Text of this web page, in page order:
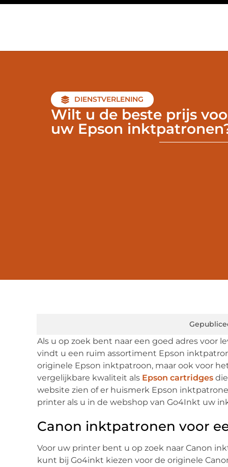
DIENSTVERLENING
Wilt u de beste prijs
uw Epson
Als u op zoek bent naar een goed adres voor
vindt u een ruim assortiment Epson
originele Epson inktpatroon, maar ook voor
vergelijkbare kwaliteit als Epson cartridges
website zien of er huismerk Epson
printer als u in de webshop van Go4Inkt uw
Canon inktpatronen voor
Voor uw printer bent u op zoek naar Canon
kunt bij Go4inkt kiezen voor de originele